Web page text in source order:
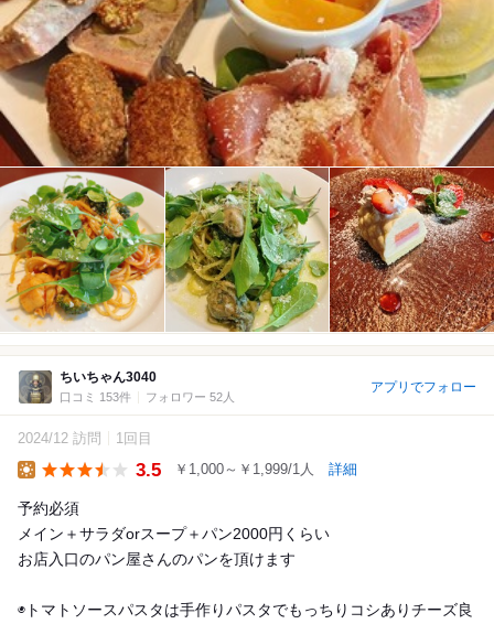
ちいちゃん3040
口コミ 153件 フォロワー 52人
アプリでフォロー
2024/12 訪問 1回目
3.5 ￥1,000～￥1,999/1人 詳細
予約必須
メイン＋サラダorスープ＋パン2000円くらい
お店入口のパン屋さんのパンを頂けます
◉トマトソースパスタは手作りパスタでもっちりコシありチーズ良